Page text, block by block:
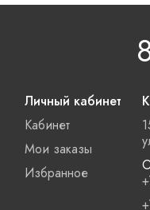
Личный кабинет
Кабинет
Мои заказы
Избранное